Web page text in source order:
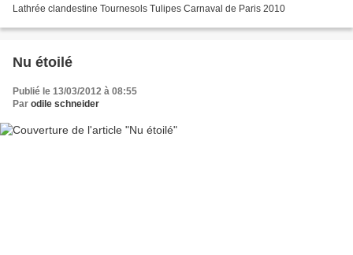
Lathrée clandestine Tournesols Tulipes Carnaval de Paris 2010
Nu étoilé
Publié le 13/03/2012 à 08:55
Par odile schneider